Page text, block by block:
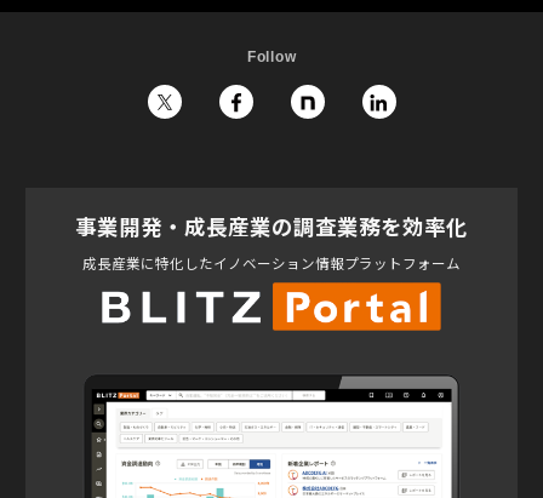
Follow
事業開発・成長産業の調査業務を効率化
成長産業に特化したイノベーション情報プラットフォーム